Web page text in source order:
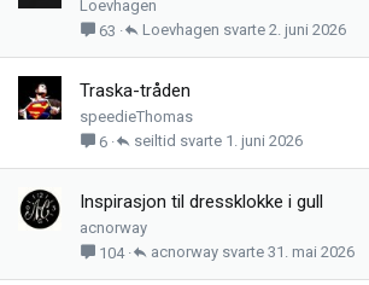
Loevhagen
63
2. juni 2026
Loevhagen
Traska-tråden
speedieThomas
6
1. juni 2026
seiltid
Inspirasjon til dressklokke i gull
acnorway
104
31. mai 2026
acnorway